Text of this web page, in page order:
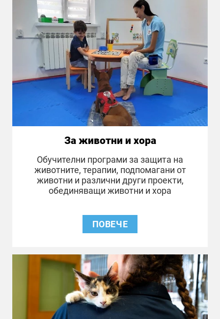
За животни и хора
Обучителни програми за защита на
животните, терапии, подпомагани от
животни и различни други проекти,
обединяващи животни и хора
ПОВЕЧЕ